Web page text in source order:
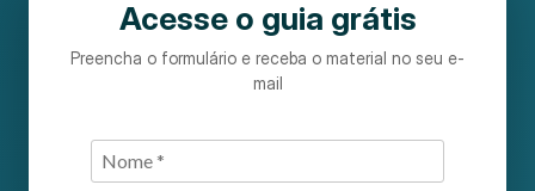
Acesse o guia grátis
Preencha o formulário e receba o material no seu e-
mail